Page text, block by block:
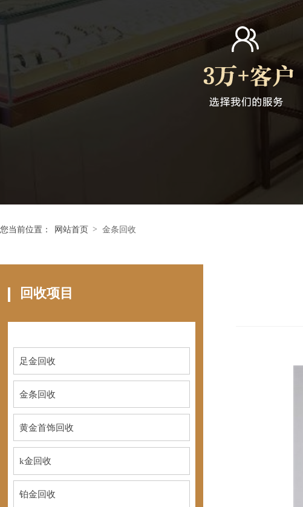
您当前位置： 网站首页 > 金条回收
回收项目
足金回收
金条回收
黄金首饰回收
k金回收
铂金回收